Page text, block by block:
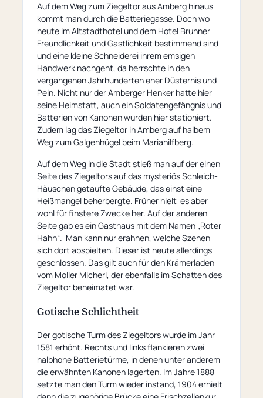
Auf dem Weg zum Ziegeltor aus Amberg hinaus
kommt man durch die Batteriegasse. Doch wo
heute im Altstadthotel und dem Hotel Brunner
Freundlichkeit und Gastlichkeit bestimmend sind
und eine kleine Schneiderei ihrem emsigen
Handwerk nachgeht, da herrschte in den
vergangenen Jahrhunderten eher Düsternis und
Pein. Nicht nur der Amberger Henker hatte hier
seine Heimstatt, auch ein Soldatengefängnis und
Batterien von Kanonen wurden hier stationiert.
Zudem lag das Ziegeltor in Amberg auf halbem
Weg zum Galgenhügel beim Mariahilfberg.
Auf dem Weg in die Stadt stieß man auf der einen
Seite des Ziegeltors auf das mysteriös Schleich-
Häuschen getaufte Gebäude, das einst eine
Heißmangel beherbergte. Früher hielt es aber
wohl für finstere Zwecke her. Auf der anderen
Seite gab es ein Gasthaus mit dem Namen „Roter
Hahn“. Man kann nur erahnen, welche Szenen
sich dort abspielten. Dieser ist heute allerdings
geschlossen. Das gilt auch für den Krämerladen
vom Moller Micherl, der ebenfalls im Schatten des
Ziegeltor beheimatet war.
Gotische Schlichtheit
Der gotische Turm des Ziegeltors wurde im Jahr
1581 erhöht. Rechts und links flankieren zwei
halbhohe Batterietürme, in denen unter anderem
die erwähnten Kanonen lagerten. Im Jahre 1888
setzte man den Turm wieder instand, 1904 erhielt